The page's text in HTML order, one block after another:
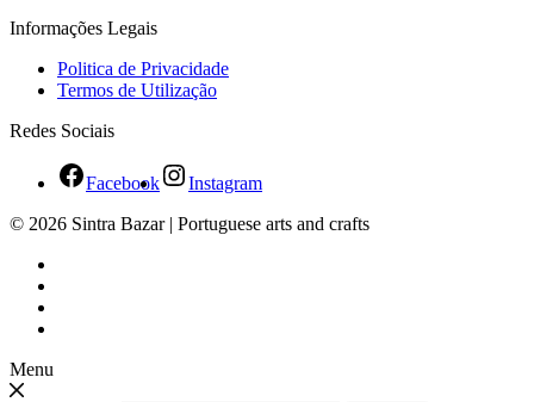
Informações Legais
Politica de Privacidade
Termos de Utilização
Redes Sociais
Facebook
Instagram
© 2026 Sintra Bazar | Portuguese arts and crafts
Menu